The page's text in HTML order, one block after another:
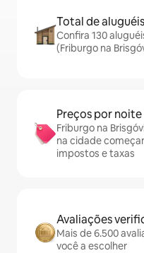
Total de
Confira 130
(Friburgo na
Preços por
Friburgo na
na cidade
impostos e taxas
Avaliações
Mais de 6.500
você a escolher